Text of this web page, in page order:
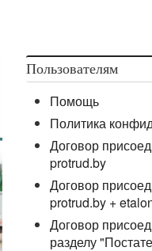
Пользователям
Помощь
Политика
Договор
protrud.by
Договор
protrud.by +
Договор
разделу